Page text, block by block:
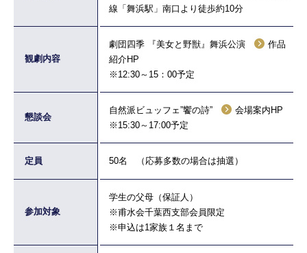
線「舞浜駅」南口より徒歩約10分
観劇内容
劇団四季 『美女と野獣』舞浜公演
作品
紹介HP
※12:30～15：00予定
懇談会
自然派ビュッフェ”饗の詩”
会場案内HP
※15:30～17:00予定
定員 50名 （応募多数の場合は抽選）
参加対象
学生の父母（保証人）
※甫水会千葉西支部会員限定
※申込は1家族１名まで